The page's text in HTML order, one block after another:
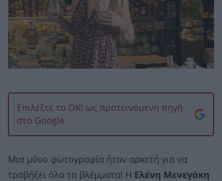
Επιλέξτε το OK! ως προτεινόμενη πηγή
στο Google
Μια μόνο φωτογραφία ήταν αρκετή για να
τραβήξει όλα τα βλέμματα! Η Ελένη Μενεγάκη